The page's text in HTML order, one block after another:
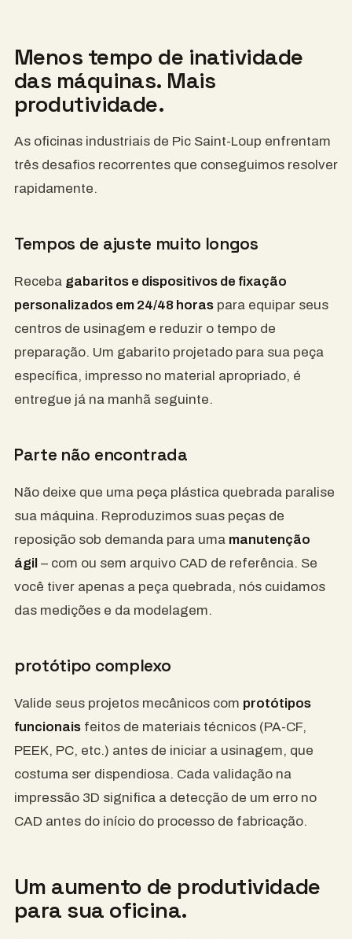
Menos tempo de inatividade
das máquinas. Mais
produtividade.
As oficinas industriais de Pic Saint-Loup enfrentam
três desafios recorrentes que conseguimos resolver
rapidamente.
Tempos de ajuste muito longos
Receba gabaritos e dispositivos de fixação
personalizados em 24/48 horas para equipar seus
centros de usinagem e reduzir o tempo de
preparação. Um gabarito projetado para sua peça
específica, impresso no material apropriado, é
entregue já na manhã seguinte.
Parte não encontrada
Não deixe que uma peça plástica quebrada paralise
sua máquina. Reproduzimos suas peças de
reposição sob demanda para uma manutenção
ágil – com ou sem arquivo CAD de referência. Se
você tiver apenas a peça quebrada, nós cuidamos
das medições e da modelagem.
protótipo complexo
Valide seus projetos mecânicos com protótipos
funcionais feitos de materiais técnicos (PA-CF,
PEEK, PC, etc.) antes de iniciar a usinagem, que
costuma ser dispendiosa. Cada validação na
impressão 3D significa a detecção de um erro no
CAD antes do início do processo de fabricação.
Um aumento de produtividade
para sua oficina.